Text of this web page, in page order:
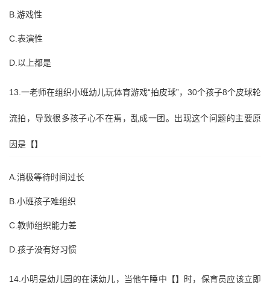
B.游戏性
C.表演性
D.以上都是
13.一老师在组织小班幼儿玩体育游戏“拍皮球”，30个孩子8个皮球轮
流拍，导致很多孩子心不在焉，乱成一团。出现这个问题的主要原
因是【】
A.消极等待时间过长
B.小班孩子难组织
C.教师组织能力差
D.孩子没有好习惯
14.小明是幼儿园的在读幼儿，当他午睡中【】时，保育员应该立即